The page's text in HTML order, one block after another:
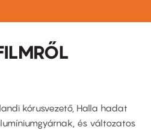
kórusvezető, Halla hadat
és változatos